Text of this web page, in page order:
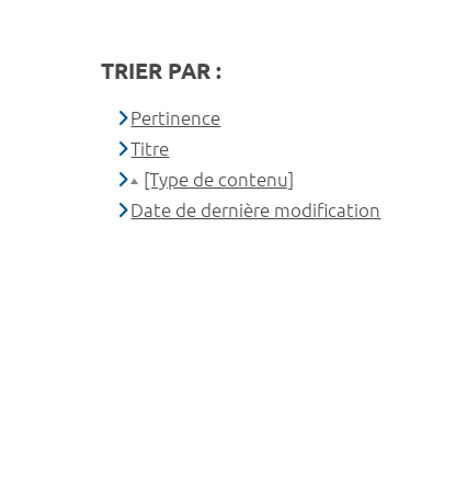
TRIER PAR :
Pertinence
Titre
[Type de contenu]
Date de dernière modification